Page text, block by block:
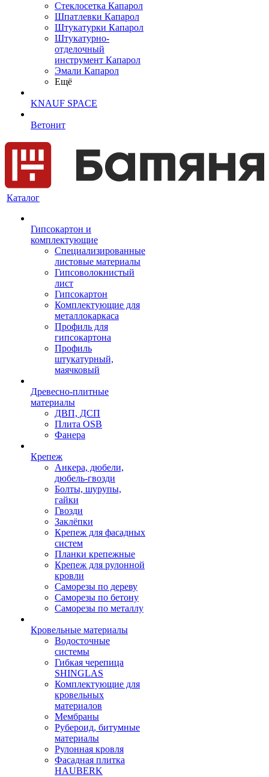
Cтеклосетка Капарол
Шпатлевки Капарол
Штукатурки Капарол
Штукатурно-
отделочный
инструмент Капарол
Эмали Капарол
Ещё
KNAUF SPACE
Ветонит
Каталог
Гипсокартон и
комплектующие
Специализированные
листовые материалы
Гипсоволокнистый
лист
Гипсокартон
Комплектующие для
металлокаркаса
Профиль для
гипсокартона
Профиль
штукатурный,
маячковый
Древесно-плитные
материалы
ДВП, ДСП
Плита OSB
Фанера
Крепеж
Анкера, дюбели,
дюбель-гвозди
Болты, шурупы,
гайки
Гвозди
Заклёпки
Крепеж для фасадных
систем
Планки крепежные
Крепеж для рулонной
кровли
Саморезы по дереву
Саморезы по бетону
Саморезы по металлу
Кровельные материалы
Водосточные
системы
Гибкая черепица
SHINGLAS
Комплектующие для
кровельных
материалов
Мембраны
Рубероид, битумные
материалы
Рулонная кровля
Фасадная плитка
HAUBERK